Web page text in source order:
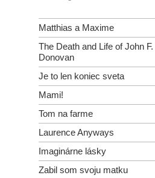
Matthias a Maxime
The Death and Life of John F.
Donovan
Je to len koniec sveta
Mami!
Tom na farme
Laurence Anyways
Imaginárne lásky
Zabil som svoju matku